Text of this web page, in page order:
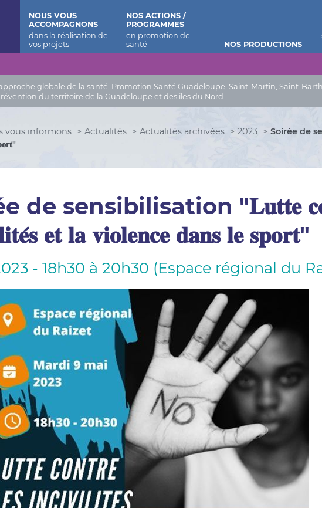
globale de la santé, Promotion Santé Guadeloupe, Saint-Martin, Saint-
du territoire de la Guadeloupe et des îles du Nord.
NOUS VOUS
ACCOMPAGNONS
NOS ACTIONS /
PROGRAMMES
NOS PRODUCTIONS
vous informons Actualités Actualités archivées 2023
Soirée de
de sensibilisation "𝐋𝐮𝐭𝐭𝐞
𝐞𝐭 𝐥𝐚 𝐯𝐢𝐨𝐥𝐞𝐧𝐜𝐞 𝐝𝐚𝐧𝐬 𝐥𝐞 𝐬𝐩𝐨𝐫𝐭"
- 18h30 à 20h30 (Espace régional du